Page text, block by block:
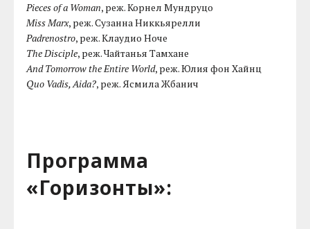
Pieces of a Woman, реж. Корнел Мундруцо
Miss Marx, реж. Сузанна Никкьярелли
Padrenostro, реж. Клаудио Ноче
The Disciple, реж. Чайтанья Тамхане
And Tomorrow the Entire World, реж. Юлия фон Хайнц
Quo Vadis, Aida?, реж. Ясмила Жбанич
Программа
«Горизонты»: